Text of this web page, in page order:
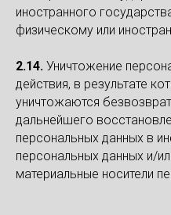
иностранного
физическому или
2.14. Уничтожение
действия, в результате
уничтожаются
дальнейшего
персональных данных в
персональных данных и/
материальные носители